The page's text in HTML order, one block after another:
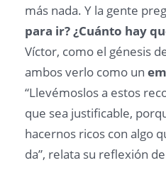
más nada. Y la gente
para ir? ¿Cuánto hay
Víctor, como el génesis
ambos verlo como un
“Llevémoslos a estos
que sea justificable,
hacernos ricos con algo
da”, relata su reflexión